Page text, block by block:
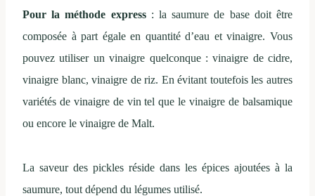
Pour la méthode express: la saumure de base doit être
composée à part égale en quantité d’eau et vinaigre. Vous
pouvez utiliser un vinaigre quelconque : vinaigre de cidre,
vinaigre blanc, vinaigre de riz. En évitant toutefois les autres
variétés de vinaigre de vin tel que le vinaigre de balsamique
ou encore le vinaigre de Malt.
La saveur des pickles réside dans les épices ajoutées à la
saumure, tout dépend du légumes utilisé.